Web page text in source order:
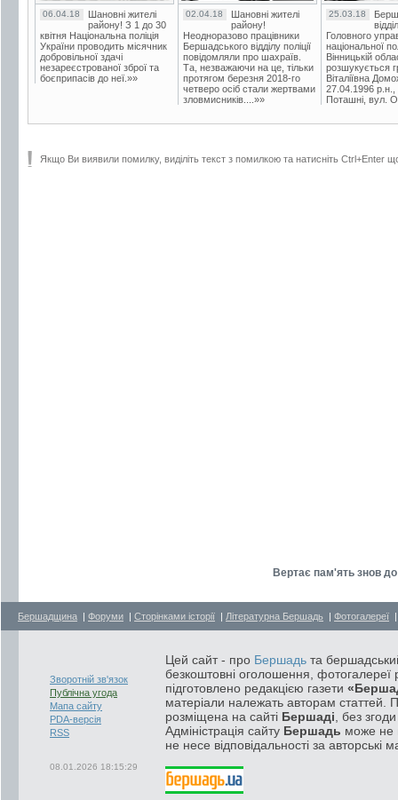
06.04.18
Шановні жителі
району! З 1 до 30
квітня Національна поліція
України проводить місячник
добровільної здачі
незареєстрованої зброї та
боєприпасів до неї.»»
02.04.18
Шановні жителі
району!
Неодноразово працівники
Бершадського відділу поліції
повідомляли про шахраїв.
Та, незважаючи на це, тільки
протягом березня 2018-го
четверо осіб стали жертвами
зловмисників....»»
25.03.18
Головного
національної
Вінницькій
розшукується
Віталіївна
27.04.1996 р.н.,
Поташні, вул.
Якщо Ви виявили помилку, виділіть текст з помилкою та натисніть Ctrl+Enter
Вертає пам'ять знов
Бершадщина | Форуми | Сторінками історії | Літературна Бершадь | Фотогалереї
Зворотній зв'язок
Публічна угода
Мапа сайту
PDA-версія
RSS
08.01.2026 18:15:29
Цей сайт - про Бершадь та
безкоштовні оголошення, фотогалереї
підготовлено редакцією газети
матеріали належать авторам статтей.
розміщена на сайті Бершаді , без
Адміністрація сайту Бершадь може не
не несе відповідальності за авторські